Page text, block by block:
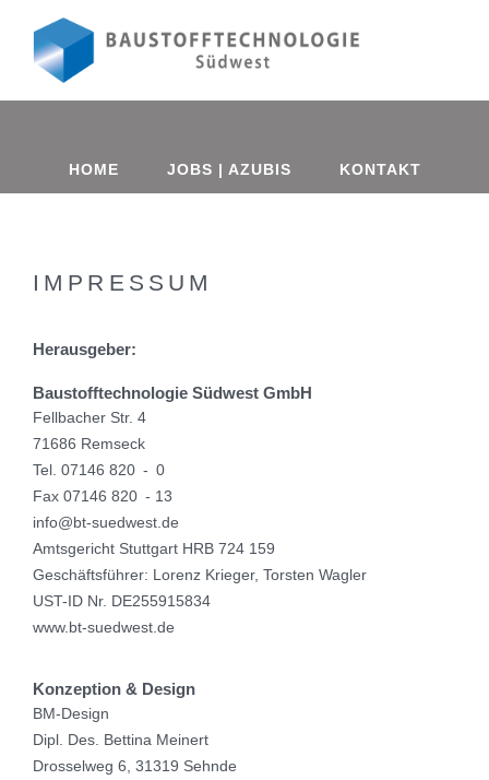
HOME JOBS | AZUBIS KONTAKT
IMPRESSUM
Herausgeber:
Baustofftechnologie Südwest GmbH
Fellbacher Str. 4
71686 Remseck
Tel. 07146 820 - 0
Fax 07146 820 - 13
info@bt-suedwest.de
Amtsgericht Stuttgart HRB 724 159
Geschäftsführer: Lorenz Krieger, Torsten Wagler
UST-ID Nr. DE255915834
www.bt-suedwest.de
Konzeption & Design
BM-Design
Dipl. Des. Bettina Meinert
Drosselweg 6, 31319 Sehnde